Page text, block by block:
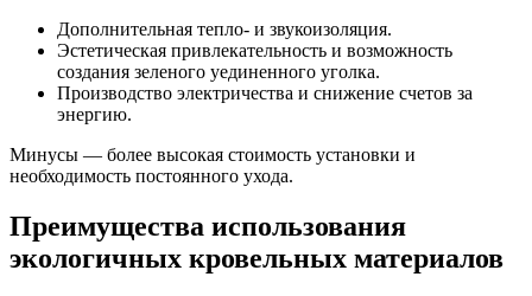
Дополнительная тепло- и звукоизоляция.
Эстетическая привлекательность и возможность
создания зеленого уединенного уголка.
Производство электричества и снижение счетов за
энергию.
Минусы — более высокая стоимость установки и
необходимость постоянного ухода.
Преимущества использования
экологичных кровельных материалов